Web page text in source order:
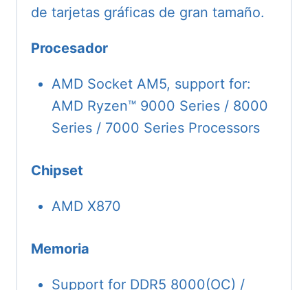
de tarjetas gráficas de gran tamaño.
Procesador
AMD Socket AM5, support for:
AMD Ryzen™ 9000 Series / 8000
Series / 7000 Series Processors
Chipset
AMD X870
Memoria
Support for DDR5 8000(OC) /